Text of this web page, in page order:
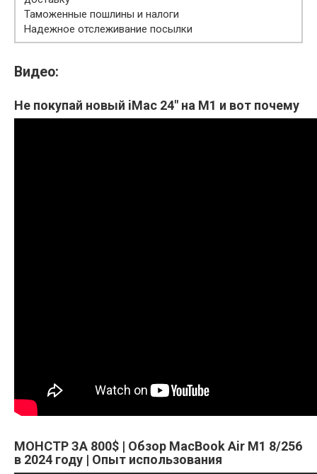
Таможенные пошлины и налоги
Надежное отслеживание посылки
Видео:
Не покупай новый iMac 24" на М1 и вот почему
МОНСТР ЗА 800$ | Обзор MacBook Air M1 8/256
в 2024 году | Опыт использования